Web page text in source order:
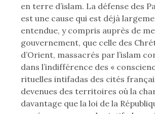
en terre d’islam. La défense des
est une cause qui est déjà
entendue, y compris auprès de
gouvernement, que celle des
d’Orient, massacrés par l’islam
dans l’indifférence des «
rituelles intifadas des cités
devenues des territoires où la
davantage que la loi de la